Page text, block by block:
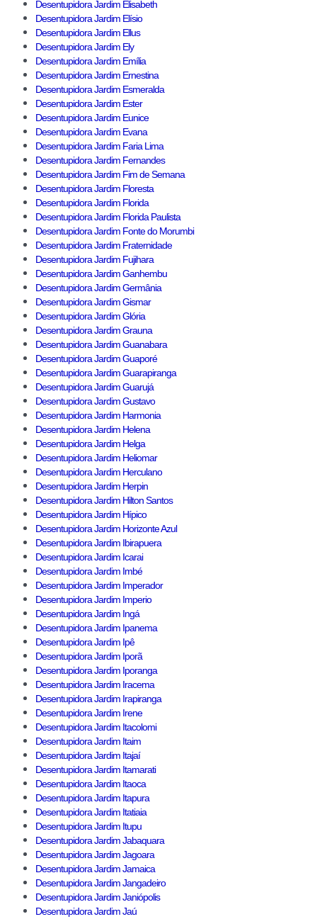
Desentupidora Jardim Elisabeth
Desentupidora Jardim Elísio
Desentupidora Jardim Ellus
Desentupidora Jardim Ely
Desentupidora Jardim Emília
Desentupidora Jardim Ernestina
Desentupidora Jardim Esmeralda
Desentupidora Jardim Ester
Desentupidora Jardim Eunice
Desentupidora Jardim Evana
Desentupidora Jardim Faria Lima
Desentupidora Jardim Fernandes
Desentupidora Jardim Fim de Semana
Desentupidora Jardim Floresta
Desentupidora Jardim Florida
Desentupidora Jardim Florida Paulista
Desentupidora Jardim Fonte do Morumbi
Desentupidora Jardim Fraternidade
Desentupidora Jardim Fujihara
Desentupidora Jardim Ganhembu
Desentupidora Jardim Germânia
Desentupidora Jardim Gismar
Desentupidora Jardim Glória
Desentupidora Jardim Grauna
Desentupidora Jardim Guanabara
Desentupidora Jardim Guaporé
Desentupidora Jardim Guarapiranga
Desentupidora Jardim Guarujá
Desentupidora Jardim Gustavo
Desentupidora Jardim Harmonia
Desentupidora Jardim Helena
Desentupidora Jardim Helga
Desentupidora Jardim Heliomar
Desentupidora Jardim Herculano
Desentupidora Jardim Herpin
Desentupidora Jardim Hilton Santos
Desentupidora Jardim Hípico
Desentupidora Jardim Horizonte Azul
Desentupidora Jardim Ibirapuera
Desentupidora Jardim Icarai
Desentupidora Jardim Imbé
Desentupidora Jardim Imperador
Desentupidora Jardim Imperio
Desentupidora Jardim Ingá
Desentupidora Jardim Ipanema
Desentupidora Jardim Ipê
Desentupidora Jardim Iporã
Desentupidora Jardim Iporanga
Desentupidora Jardim Iracema
Desentupidora Jardim Irapiranga
Desentupidora Jardim Irene
Desentupidora Jardim Itacolomi
Desentupidora Jardim Itaim
Desentupidora Jardim Itajaí
Desentupidora Jardim Itamarati
Desentupidora Jardim Itaoca
Desentupidora Jardim Itapura
Desentupidora Jardim Itatiaia
Desentupidora Jardim Itupu
Desentupidora Jardim Jabaquara
Desentupidora Jardim Jagoara
Desentupidora Jardim Jamaica
Desentupidora Jardim Jangadeiro
Desentupidora Jardim Janiópolis
Desentupidora Jardim Jaú